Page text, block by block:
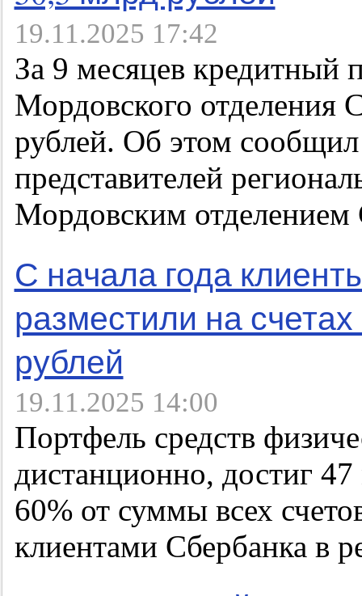
19.11.2025 17:42
За 9 месяцев кредитный
Мордовского отделения
рублей. Об этом
представителей
Мордовским отделением
С начала года
разместили на
рублей
19.11.2025 14:00
Портфель средств
дистанционно, достиг 47
60% от суммы всех
клиентами Сбербанка в